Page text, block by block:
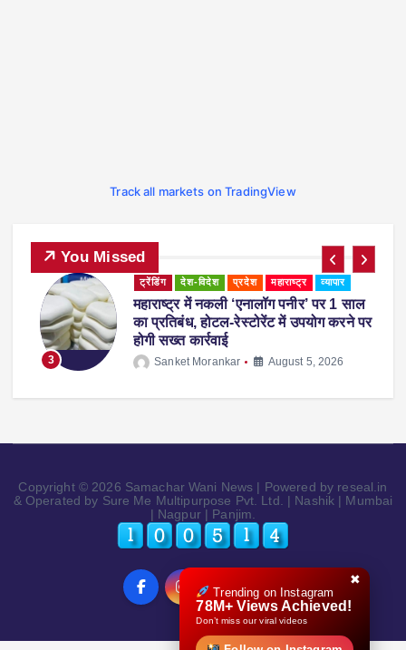
✖
Trending on Instagram
78M+ Views Achieved!
Don’t miss our viral videos
Track all markets on TradingView
You Missed
3
ट्रेंडिंग देश-विदेश प्रदेश महाराष्ट्र व्यापार
महाराष्ट्र में नकली ‘एनालॉग पनीर’ पर 1 साल
का प्रतिबंध, होटल-रेस्टोरेंट में उपयोग करने पर
होगी सख्त कार्रवाई
Sanket Morankar August 5, 2026
Copyright © 2026 Samachar Wani News | Powered by reseal.in
& Operated by Sure Me Multipurpose Pvt. Ltd. | Nashik | Mumbai
| Nagpur | Panjim.